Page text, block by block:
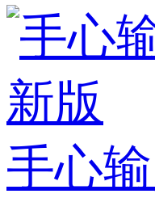
手心